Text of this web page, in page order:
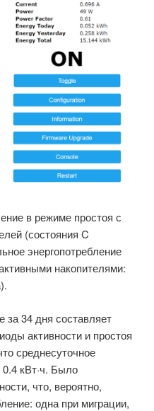
в режиме простоя с
(состояния C
энергопотребление
накопителями:
за 34 дня составляет
активности и простоя
среднесуточное
кВт·ч. Было
что, вероятно,
одна при миграции,